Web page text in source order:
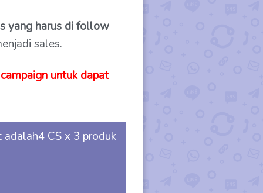
yang harus di follow
sales.
untuk dapat
CS x 3 produk